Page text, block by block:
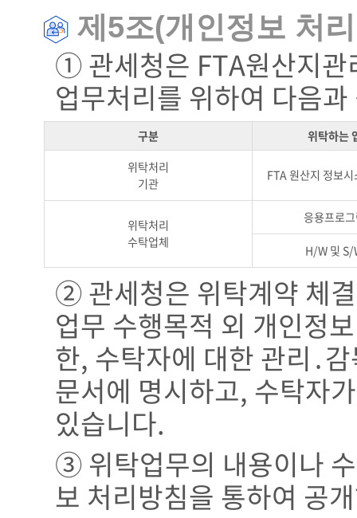
제5조(개인정보 처
① 관세청은 FTA원산지관
업무처리를 위하여 다음
구분
위탁하는
위탁처리
기관
FTA 원산지 정보
위탁처리
수탁업체
응용프로
H/W 및 S/
② 관세청은 위탁계약 체
업무 수행목적 외 개인정
한, 수탁자에 대한 관리․
문서에 명시하고, 수탁자
있습니다.
③ 위탁업무의 내용이나
보 처리방침을 통하여 공